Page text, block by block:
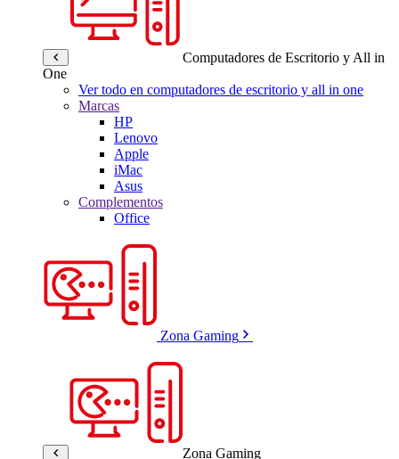
Computadores de Escritorio y All in
One
Ver todo en computadores de escritorio y all in one
Marcas
HP
Lenovo
Apple
iMac
Asus
Complementos
Office
Zona Gaming
Zona Gaming